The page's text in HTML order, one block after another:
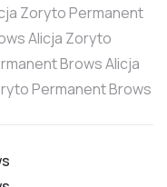
Zoryto Permanent
Alicja Zoryto
Brows Alicja
Permanent Brows